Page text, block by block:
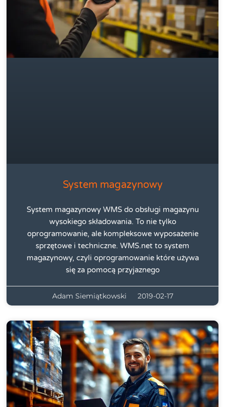
System magazynowy
System magazynowy WMS do obsługi magazynu
wysokiego składowania. To nie tylko
oprogramowanie, ale kompleksowe wyposażenie
sprzętowe i techniczne. WMS.net to system
magazynowy, czyli oprogramowanie które używa
się za pomocą przyjaznego
Adam Siemiątkowski 2019-02-17